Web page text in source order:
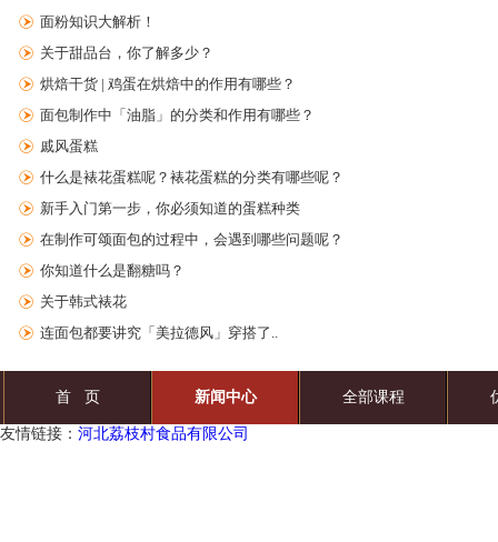
面粉知识大解析！
关于甜品台，你了解多少？
烘焙干货 | 鸡蛋在烘焙中的作用有哪些？
面包制作中「油脂」的分类和作用有哪些？
戚风蛋糕
什么是裱花蛋糕呢？裱花蛋糕的分类有哪些呢？
新手入门第一步，你必须知道的蛋糕种类
在制作可颂面包的过程中，会遇到哪些问题呢？
你知道什么是翻糖吗？
关于韩式裱花
连面包都要讲究「美拉德风」穿搭了..
全部课程
新闻中心
首 页
友情链接： 河北荔枝村食品有限公司